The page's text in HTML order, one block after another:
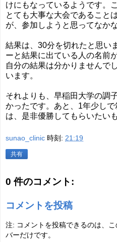
けにもなっているようです。
とても大事な大会であること
が、参加しようと思ってなか
結果は、30分を切れたと思い
ーと結果に出ている人の名前
自分の結果は分かりませんで
います。
それよりも、早稲田大学の調
かったです。あと、1年少し
は、是非優勝してもらいたい
sunao_clinic 時刻: 21:19
共有
0 件のコメント:
コメントを投稿
注: コメントを投稿できるのは、
バーだけです。